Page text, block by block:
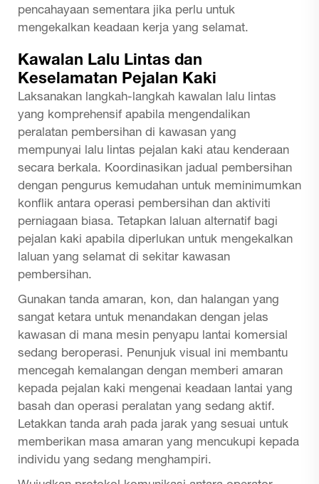
pencahayaan sementara jika perlu untuk
mengekalkan keadaan kerja yang selamat.
Kawalan Lalu Lintas dan
Keselamatan Pejalan Kaki
Laksanakan langkah-langkah kawalan lalu lintas
yang komprehensif apabila mengendalikan
peralatan pembersihan di kawasan yang
mempunyai lalu lintas pejalan kaki atau kenderaan
secara berkala. Koordinasikan jadual pembersihan
dengan pengurus kemudahan untuk meminimumkan
konflik antara operasi pembersihan dan aktiviti
perniagaan biasa. Tetapkan laluan alternatif bagi
pejalan kaki apabila diperlukan untuk mengekalkan
laluan yang selamat di sekitar kawasan
pembersihan.
Gunakan tanda amaran, kon, dan halangan yang
sangat ketara untuk menandakan dengan jelas
kawasan di mana mesin penyapu lantai komersial
sedang beroperasi. Penunjuk visual ini membantu
mencegah kemalangan dengan memberi amaran
kepada pejalan kaki mengenai keadaan lantai yang
basah dan operasi peralatan yang sedang aktif.
Letakkan tanda arah pada jarak yang sesuai untuk
memberikan masa amaran yang mencukupi kepada
individu yang sedang menghampiri.